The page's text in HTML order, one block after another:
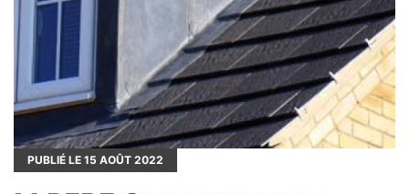
PUBLIÉ LE 15 AOÛT 2022